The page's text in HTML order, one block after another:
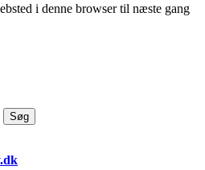
i denne browser til næste gang